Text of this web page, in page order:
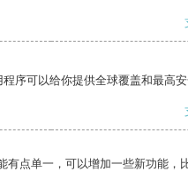
序可以给你提供全球覆盖和最高安
有点单一，可以增加一些新功能，